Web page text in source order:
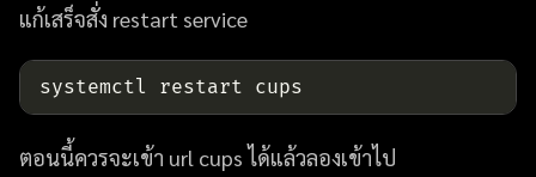
แก้เสร็จสั่ง restart service
ตอนนี้ควรจะเข้า url cups ได้แล้วลองเข้าไป